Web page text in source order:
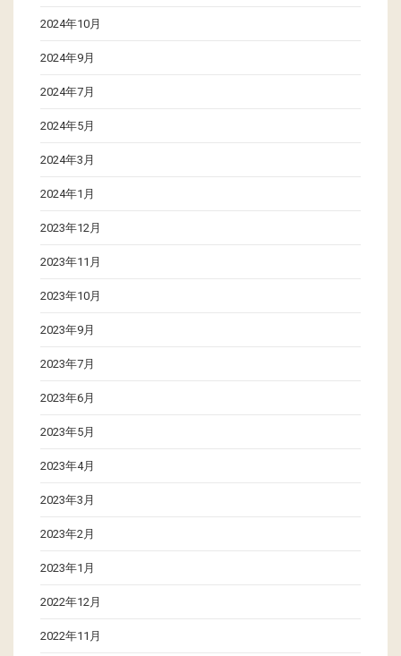
2024年10月
2024年9月
2024年7月
2024年5月
2024年3月
2024年1月
2023年12月
2023年11月
2023年10月
2023年9月
2023年7月
2023年6月
2023年5月
2023年4月
2023年3月
2023年2月
2023年1月
2022年12月
2022年11月